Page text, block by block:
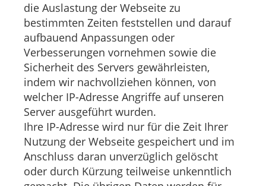
die Auslastung der Webseite zu
bestimmten Zeiten feststellen und darauf
aufbauend Anpassungen oder
Verbesserungen vornehmen sowie die
Sicherheit des Servers gewährleisten,
indem wir nachvollziehen können, von
welcher IP-Adresse Angriffe auf unseren
Server ausgeführt wurden.
Ihre IP-Adresse wird nur für die Zeit Ihrer
Nutzung der Webseite gespeichert und im
Anschluss daran unverzüglich gelöscht
oder durch Kürzung teilweise unkenntlich